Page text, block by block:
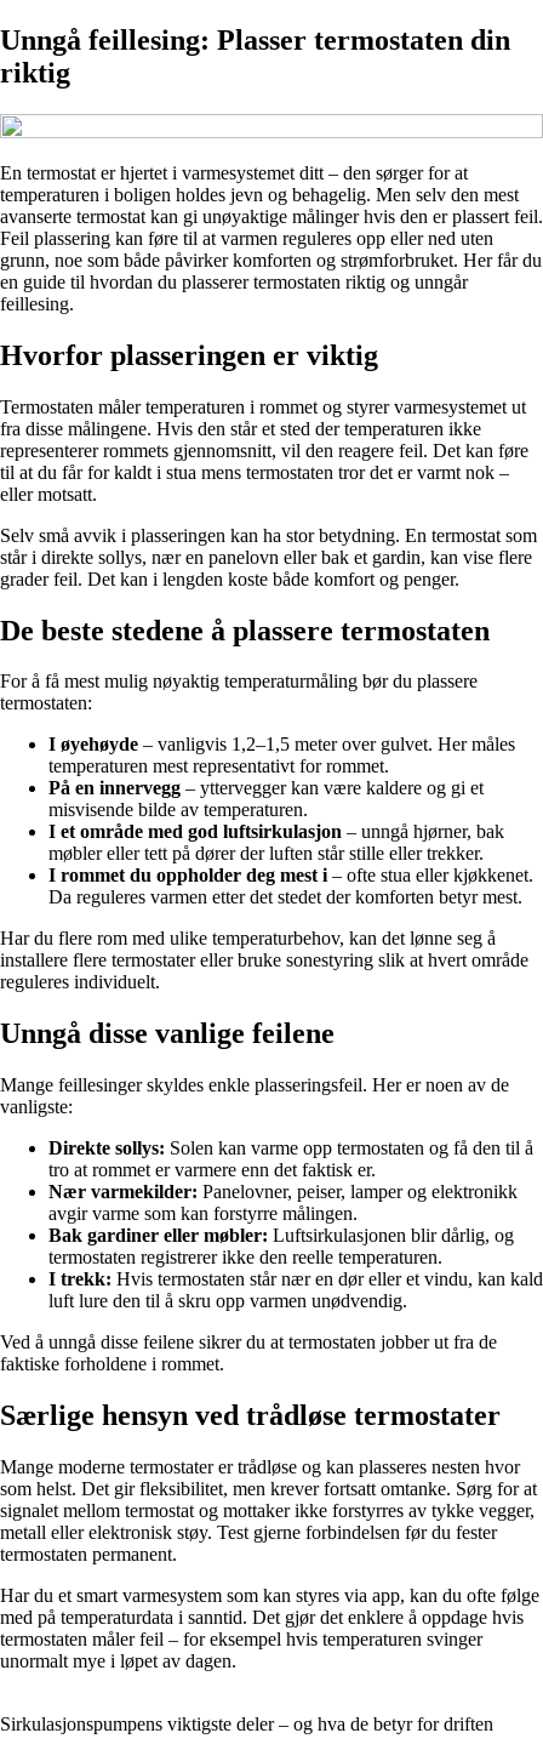
Unngå feillesing: Plasser termostaten din
riktig
En termostat er hjertet i varmesystemet ditt – den sørger for at
temperaturen i boligen holdes jevn og behagelig. Men selv den mest
avanserte termostat kan gi unøyaktige målinger hvis den er plassert feil.
Feil plassering kan føre til at varmen reguleres opp eller ned uten
grunn, noe som både påvirker komforten og strømforbruket. Her får du
en guide til hvordan du plasserer termostaten riktig og unngår
feillesing.
Hvorfor plasseringen er viktig
Termostaten måler temperaturen i rommet og styrer varmesystemet ut
fra disse målingene. Hvis den står et sted der temperaturen ikke
representerer rommets gjennomsnitt, vil den reagere feil. Det kan føre
til at du får for kaldt i stua mens termostaten tror det er varmt nok –
eller motsatt.
Selv små avvik i plasseringen kan ha stor betydning. En termostat som
står i direkte sollys, nær en panelovn eller bak et gardin, kan vise flere
grader feil. Det kan i lengden koste både komfort og penger.
De beste stedene å plassere termostaten
For å få mest mulig nøyaktig temperaturmåling bør du plassere
termostaten:
I øyehøyde – vanligvis 1,2–1,5 meter over gulvet. Her måles
temperaturen mest representativt for rommet.
På en innervegg – yttervegger kan være kaldere og gi et
misvisende bilde av temperaturen.
I et område med god luftsirkulasjon – unngå hjørner, bak
møbler eller tett på dører der luften står stille eller trekker.
I rommet du oppholder deg mest i– ofte stua eller kjøkkenet.
Da reguleres varmen etter det stedet der komforten betyr mest.
Har du flere rom med ulike temperaturbehov, kan det lønne seg å
installere flere termostater eller bruke sonestyring slik at hvert område
reguleres individuelt.
Unngå disse vanlige feilene
Mange feillesinger skyldes enkle plasseringsfeil. Her er noen av de
vanligste:
Direkte sollys: Solen kan varme opp termostaten og få den til å
tro at rommet er varmere enn det faktisk er.
Nær varmekilder: Panelovner, peiser, lamper og elektronikk
avgir varme som kan forstyrre målingen.
Bak gardiner eller møbler: Luftsirkulasjonen blir dårlig, og
termostaten registrerer ikke den reelle temperaturen.
I trekk: Hvis termostaten står nær en dør eller et vindu, kan kald
luft lure den til å skru opp varmen unødvendig.
Ved å unngå disse feilene sikrer du at termostaten jobber ut fra de
faktiske forholdene i rommet.
Særlige hensyn ved trådløse termostater
Mange moderne termostater er trådløse og kan plasseres nesten hvor
som helst. Det gir fleksibilitet, men krever fortsatt omtanke. Sørg for at
signalet mellom termostat og mottaker ikke forstyrres av tykke vegger,
metall eller elektronisk støy. Test gjerne forbindelsen før du fester
termostaten permanent.
Har du et smart varmesystem som kan styres via app, kan du ofte følge
med på temperaturdata i sanntid. Det gjør det enklere å oppdage hvis
termostaten måler feil – for eksempel hvis temperaturen svinger
unormalt mye i løpet av dagen.
Sirkulasjonspumpens viktigste deler – og hva de betyr for driften